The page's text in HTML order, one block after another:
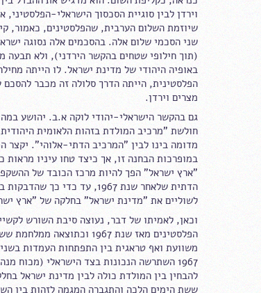
וירדן לבין סוגיית הסכסוך הישראלי-הפלסטיני,
שיוזמת השלום הערבית, שהפלסטינים, כאמור,
שני הסכמי שלום אלה. בהסכמים אלה נסוגה
(תוך חילופי שטחים בהקשר הירדני), ולא תבעה
באופיה היהודי של מדינת ישראל. לו הייתה
הפלסטינית, הייתה הדרך סלולה זה מכבר
מצרים וירדן.
גם בהקשר הישראלי-יהודי לוקה א.ב. יהושע
חולשת "מרכיב המולדת בזהות הלאומית
מדומה בינו לבין "המרכיב הדתי-אלוהי". יקצר
במופרכות הבחנה זו, אך כיצד טחו עיניו מראות
"ארץ ישראל" הפך להיות מרכז הכובד של
הדתית שלאחר שנת 1967, עד כדי
לשוליים את "מדינת ישראל" בחלקה של "ארץ
וכאן, לאמיתו של דבר, נעוצה סיבת השורש
הפלסטינים מאז שנת 1967
משוועת ואף טראגית בין התפתחות העמדות
1967 השתרשה הנכונות בצד הישראלי (מכוח
להבחין בין המולדת כולה לבין מדינת ישראל
ששת הימים הלכה והתגברה המגמה לזהות בין